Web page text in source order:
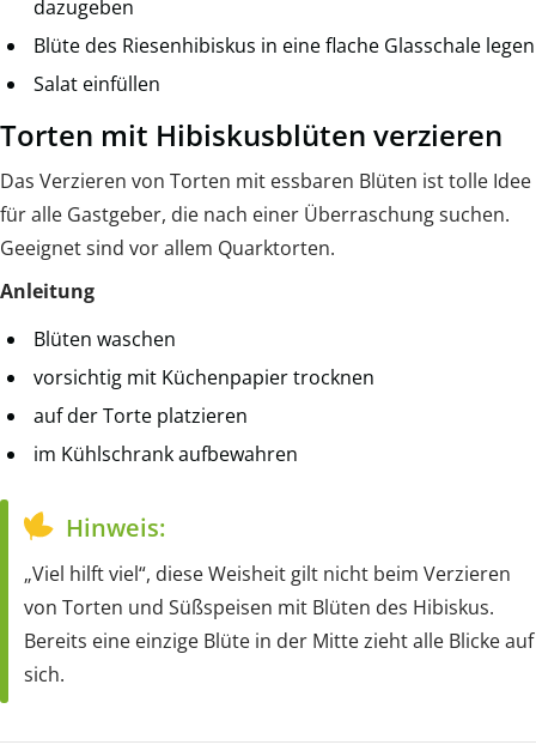
dazugeben
Blüte des Riesenhibiskus in eine flache Glasschale legen
Salat einfüllen
Torten mit Hibiskusblüten verzieren
Das Verzieren von Torten mit essbaren Blüten ist tolle Idee
für alle Gastgeber, die nach einer Überraschung suchen.
Geeignet sind vor allem Quarktorten.
Anleitung
Blüten waschen
vorsichtig mit Küchenpapier trocknen
auf der Torte platzieren
im Kühlschrank aufbewahren
Hinweis:
„Viel hilft viel“, diese Weisheit gilt nicht beim Verzieren
von Torten und Süßspeisen mit Blüten des Hibiskus.
Bereits eine einzige Blüte in der Mitte zieht alle Blicke auf
sich.